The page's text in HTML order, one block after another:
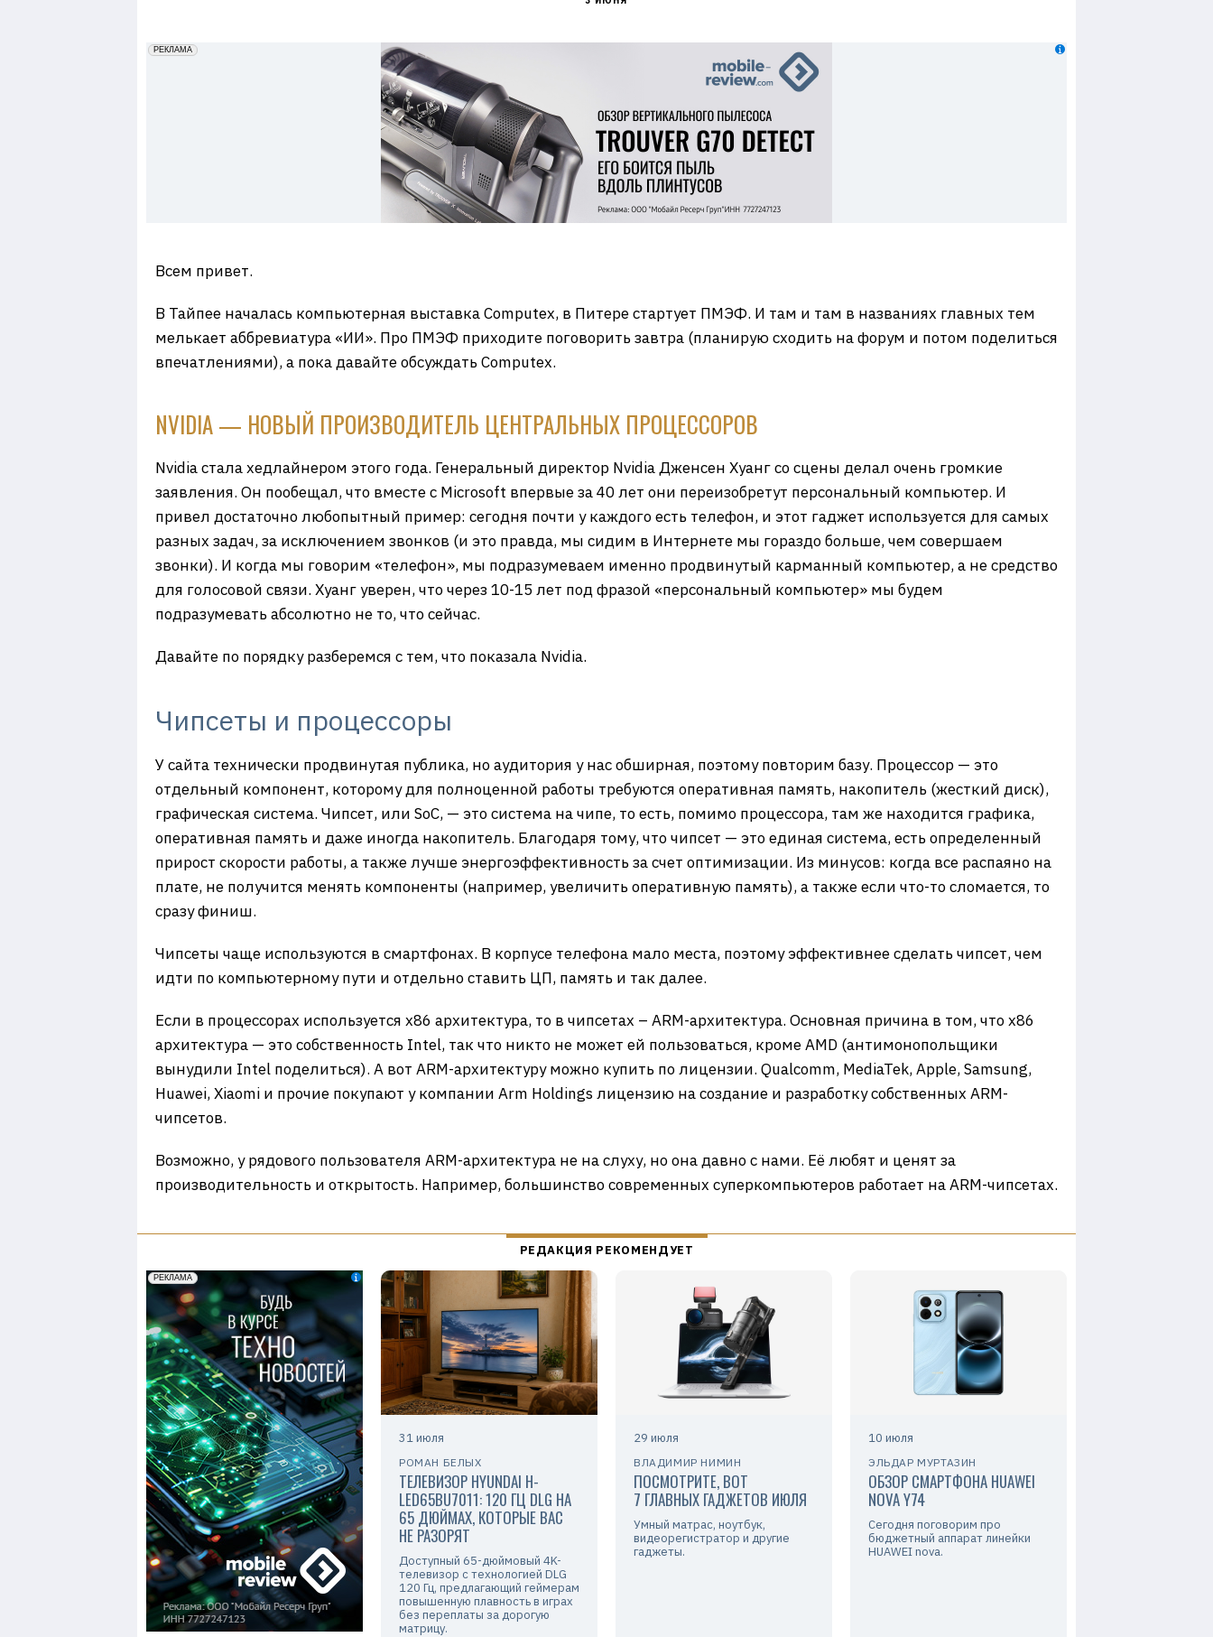
erid: 2VfnxxmNzs5
РЕКЛАМА
Всем привет.
В Тайпее началась компьютерная выставка Computex, в Питере стартует ПМЭФ. И там и там в названиях главных тем
мелькает аббревиатура «ИИ». Про ПМЭФ приходите поговорить завтра (планирую сходить на форум и потом поделиться
впечатлениями), а пока давайте обсуждать Computex.
NVIDIA — НОВЫЙ ПРОИЗВОДИТЕЛЬ ЦЕНТРАЛЬНЫХ ПРОЦЕССОРОВ
Nvidia стала хедлайнером этого года. Генеральный директор Nvidia Дженсен Хуанг со сцены делал очень громкие
заявления. Он пообещал, что вместе с Microsoft впервые за 40 лет они переизобретут персональный компьютер. И
привел достаточно любопытный пример: сегодня почти у каждого есть телефон, и этот гаджет используется для самых
разных задач, за исключением звонков (и это правда, мы сидим в Интернете мы гораздо больше, чем совершаем
звонки). И когда мы говорим «телефон», мы подразумеваем именно продвинутый карманный компьютер, а не средство
для голосовой связи. Хуанг уверен, что через 10-15 лет под фразой «персональный компьютер» мы будем
подразумевать абсолютно не то, что сейчас.
Давайте по порядку разберемся с тем, что показала Nvidia.
Чипсеты и процессоры
У сайта технически продвинутая публика, но аудитория у нас обширная, поэтому повторим базу. Процессор — это
отдельный компонент, которому для полноценной работы требуются оперативная память, накопитель (жесткий диск),
графическая система. Чипсет, или SoC, — это система на чипе, то есть, помимо процессора, там же находится графика,
оперативная память и даже иногда накопитель. Благодаря тому, что чипсет — это единая система, есть определенный
прирост скорости работы, а также лучше энергоэффективность за счет оптимизации. Из минусов: когда все распаяно на
плате, не получится менять компоненты (например, увеличить оперативную память), а также если что-то сломается, то
сразу финиш.
Чипсеты чаще используются в смартфонах. В корпусе телефона мало места, поэтому эффективнее сделать чипсет, чем
идти по компьютерному пути и отдельно ставить ЦП, память и так далее.
Если в процессорах используется х86 архитектура, то в чипсетах – ARM-архитектура. Основная причина в том, что х86
архитектура — это собственность Intel, так что никто не может ей пользоваться, кроме AMD (антимонопольщики
вынудили Intel поделиться). А вот ARM-архитектуру можно купить по лицензии. Qualcomm, MediaTek, Apple, Samsung,
Huawei, Xiaomi и прочие покупают у компании Arm Holdings лицензию на создание и разработку собственных ARM-
чипсетов.
Возможно, у рядового пользователя ARM-архитектура не на слуху, но она давно с нами. Её любят и ценят за
производительность и открытость. Например, большинство современных суперкомпьютеров работает на ARM-чипсетах.
31 июля
РОМАН БЕЛЫХ
ТЕЛЕВИЗОР HYUNDAI H-
LED65BU7011: 120 ГЦ DLG НА
65 ДЮЙМАХ, КОТОРЫЕ ВАС
НЕ РАЗОРЯТ
Доступный 65-дюймовый 4K-
телевизор с технологией DLG
120 Гц, предлагающий геймерам
повышенную плавность в играх
без переплаты за дорогую
матрицу.
29 июля
ВЛАДИМИР НИМИН
ПОСМОТРИТЕ, ВОТ
7 ГЛАВНЫХ ГАДЖЕТОВ ИЮЛЯ
Умный матрас, ноутбук,
видеорегистратор и другие
гаджеты.
10 июля
ЭЛЬДАР МУРТАЗИН
ОБЗОР СМАРТФОНА HUAWEI
NOVA Y74
Сегодня поговорим про
бюджетный аппарат линейки
HUAWEI nova.